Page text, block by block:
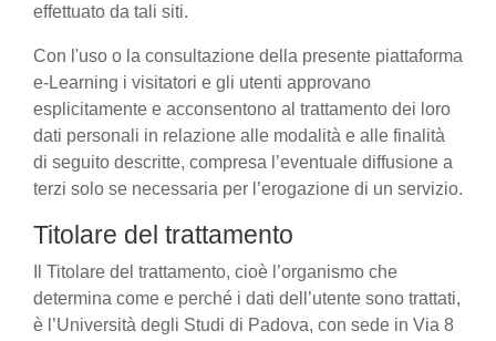
effettuato da tali siti.
Con l'uso o la consultazione della presente piattaforma
e-Learning i visitatori e gli utenti approvano
esplicitamente e acconsentono al trattamento dei loro
dati personali in relazione alle modalità e alle finalità
di seguito descritte, compresa l’eventuale diffusione a
terzi solo se necessaria per l’erogazione di un servizio.
Titolare del trattamento
Il Titolare del trattamento, cioè l’organismo che
determina come e perché i dati dell’utente sono trattati,
è l’Università degli Studi di Padova, con sede in Via 8